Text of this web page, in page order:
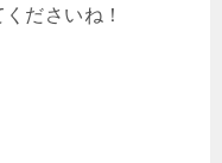
ださいね！